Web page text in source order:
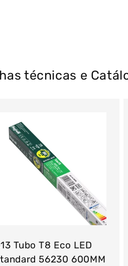
técnicas e
Tubo T8 Eco LED
56230 600MM